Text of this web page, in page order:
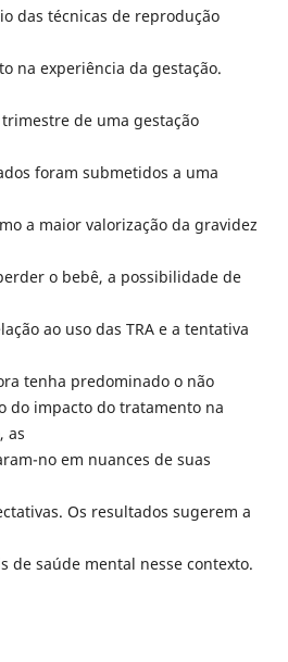
das técnicas de reprodução
na experiência da gestação.
de uma gestação
foram submetidos a uma
a maior valorização da gravidez
o bebê, a possibilidade de
ao uso das TRA e a tentativa
tenha predominado o não
do impacto do tratamento na
as
no em nuances de suas
Os resultados sugerem a
de saúde mental nesse contexto.